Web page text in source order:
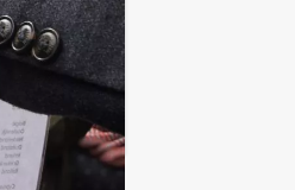
Favoriet